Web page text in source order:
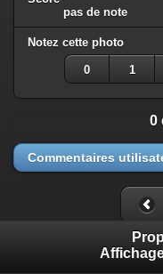
pas de note
Notez cette photo
0 1
0
Commentaires